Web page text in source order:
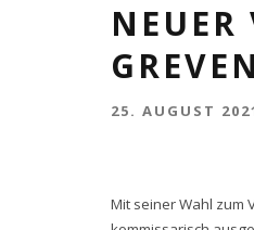
NEUER
25. AUGUST
Mit seiner Wahl zum